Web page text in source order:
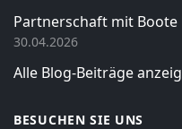
Partnerschaft mit Boote
30.04.2026
Alle Blog-Beiträge
BESUCHEN SIE UNS